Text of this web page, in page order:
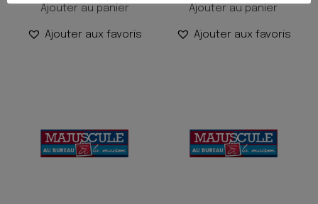
Ajouter au panier
Ajouter aux favoris
Ajouter au panier
Ajouter aux favoris